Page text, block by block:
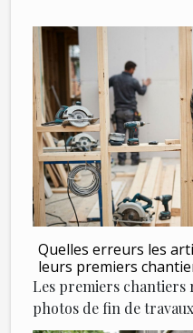
Quelles erreurs les
leurs premiers
Les premiers chantiers
photos de fin de